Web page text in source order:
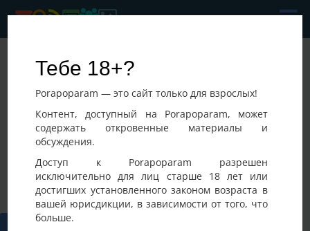
Тебе 18+?
Porapoparam — это сайт только для взрослых!
Контент, доступный на Porapoparam, может
содержать откровенные материалы и
обсуждения.
Доступ к Porapoparam разрешен
исключительно для лиц старше 18 лет или
достигших установленного законом возраста в
вашей юрисдикции, в зависимости от того, что
больше.
FANTASAL
14-05-2026 09:02
,